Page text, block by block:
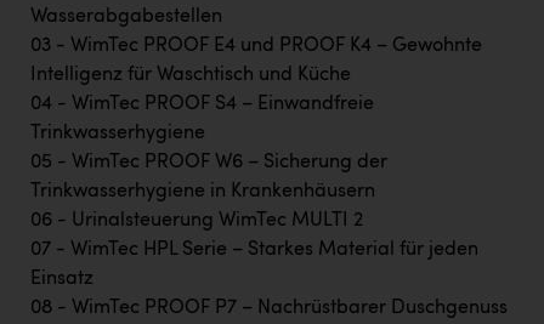
Kleider Bauer
Kremsmüller Anlagenbau GmbH
Maximarkt
Oldtimer Raststationen und Motorhotels
Österreichischer Kachelofenverband
Orlen
Passage Linz
Wasserabgabestellen
03 - WimTec PROOF E4 und PROOF K4 – Gewohnte
Intelligenz für Waschtisch und Küche
04 - WimTec PROOF S4 – Einwandfreie
Trinkwasserhygiene
05 - WimTec PROOF W6 – Sicherung der
Trinkwasserhygiene in Krankenhäusern
06 - Urinalsteuerung WimTec MULTI 2
07 - WimTec HPL Serie – Starkes Material für jeden
Einsatz
08 - WimTec PROOF P7 – Nachrüstbarer Duschgenuss